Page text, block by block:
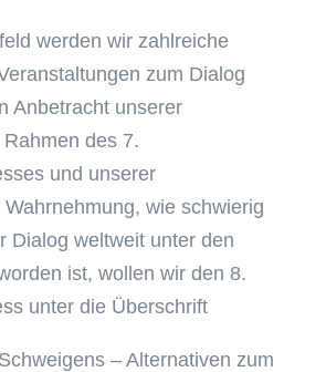
werden wir zahlreiche
zum Dialog
Anbetracht unserer
des 7.
und unserer
wie schwierig
Dialog weltweit unter den
ist, wollen wir den 8.
unter die Überschrift
– Alternativen zum